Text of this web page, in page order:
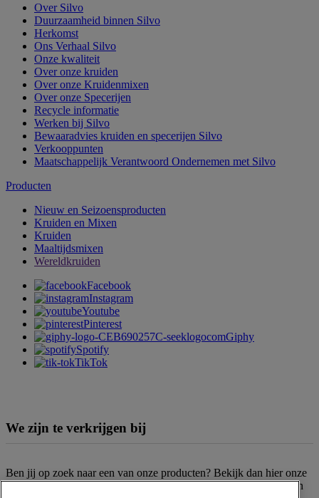
Over Silvo
Duurzaamheid binnen Silvo
Herkomst
Ons Verhaal Silvo
Onze kwaliteit
Over onze kruiden
Over onze Kruidenmixen
Over onze Specerijen
Recycle informatie
Werken bij Silvo
Bewaaradvies kruiden en specerijen Silvo
Verkooppunten
Maatschappelijk Verantwoord Ondernemen met Silvo
Producten
Nieuw en Seizoensproducten
Kruiden en Mixen
Kruiden
Maaltijdsmixen
Wereldkruiden
Facebook
Instagram
Youtube
Pinterest
Giphy
Spotify
TikTok
We zijn te verkrijgen bij
Ben jij op zoek naar een van onze producten? Bekijk dan hier onze
verkooppunten. Het assortiment kan per filiaal en supermarktketen